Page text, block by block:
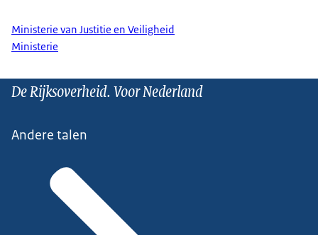
Ministerie van Justitie en Veiligheid
Ministerie
De Rijksoverheid. Voor Nederland
Andere talen